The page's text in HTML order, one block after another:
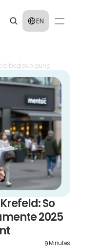
Select Language
EN
beglaubigung
So
2025
9Minutes